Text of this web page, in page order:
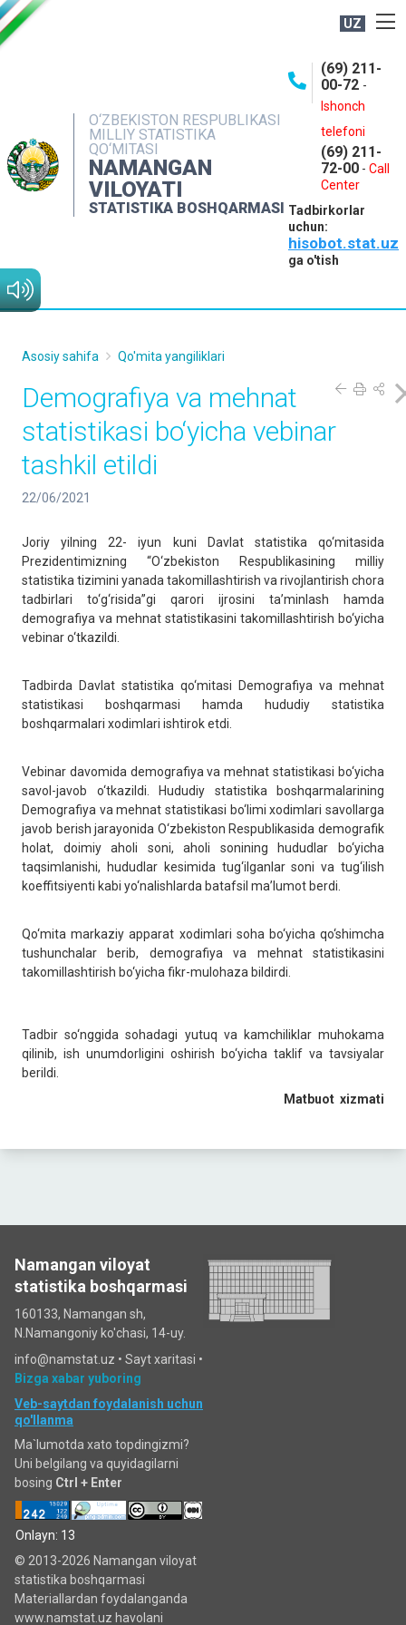
UZ
O‘ZBEKISTON RESPUBLIKASI
MILLIY STATISTIKA
QO‘MITASI
NAMANGAN
VILOYATI
STATISTIKA BOSHQARMASI
(69) 211-
00-72 -
Ishonch
telefoni
(69) 211-
72-00 - Call
Center
Tadbirkorlar
uchun:
hisobot.stat.uz
ga o'tish
NASHRLAR
INTERAKTIV XIZMATLAR
MATBUOT XIZMATI
MUROJAATLAR
Asosiy sahifa Qo'mita yangiliklari
Demografiya va mehnat
statistikasi bo‘yicha vebinar
tashkil etildi
22/06/2021
Joriy yilning 22- iyun kuni Davlat statistika qo‘mitasida
Prezidentimizning “O‘zbekiston Respublikasining milliy
statistika tizimini yanada takomillashtirish va rivojlantirish chora
tadbirlari to‘g‘risida”gi qarori ijrosini ta’minlash hamda
demografiya va mehnat statistikasini takomillashtirish bo‘yicha
vebinar o‘tkazildi.
Tadbirda Davlat statistika qo‘mitasi Demografiya va mehnat
statistikasi boshqarmasi hamda hududiy statistika
boshqarmalari xodimlari ishtirok etdi.
Vebinar davomida demografiya va mehnat statistikasi bo‘yicha
savol-javob o‘tkazildi. Hududiy statistika boshqarmalarining
Demografiya va mehnat statistikasi bo‘limi xodimlari savollarga
javob berish jarayonida O‘zbekiston Respublikasida demografik
holat, doimiy aholi soni, aholi sonining hududlar bo‘yicha
taqsimlanishi, hududlar kesimida tug‘ilganlar soni va tug‘ilish
koeffitsiyenti kabi yo‘nalishlarda batafsil ma’lumot berdi.
Qo‘mita markaziy apparat xodimlari soha bo‘yicha qo‘shimcha
tushunchalar berib, demografiya va mehnat statistikasini
takomillashtirish bo‘yicha fikr-mulohaza bildirdi.
Tadbir so‘nggida sohadagi yutuq va kamchiliklar muhokama
qilinib, ish unumdorligini oshirish bo‘yicha taklif va tavsiyalar
berildi.
Matbuot xizmati
Namangan viloyat
statistika boshqarmasi
160133, Namangan sh,
N.Namangoniy ko'chasi, 14-uy.
info@namstat.uz • Sayt xaritasi •
Bizga xabar yuboring
Veb-saytdan foydalanish uchun
qo'llanma
Ma`lumotda xato topdingizmi?
Uni belgilang va quyidagilarni
bosing Ctrl + Enter
Onlayn: 13
© 2013-2026 Namangan viloyat
statistika boshqarmasi
Materiallardan foydalanganda
www.namstat.uz havolani